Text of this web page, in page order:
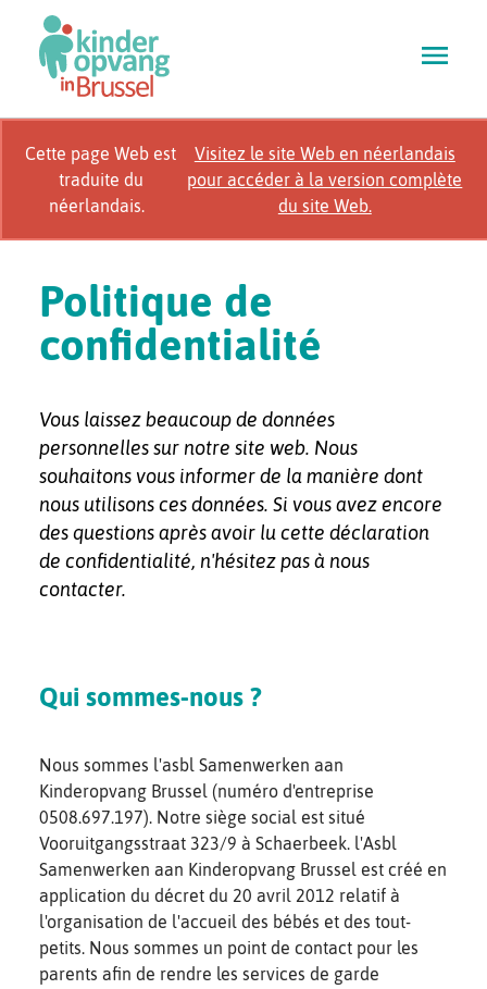
Cette page Web est
traduite du
néerlandais.
Visitez le site Web en néerlandais
pour accéder à la version complète
du site Web.
Politique de
confidentialité
Vous laissez beaucoup de données
personnelles sur notre site web. Nous
souhaitons vous informer de la manière dont
nous utilisons ces données. Si vous avez encore
des questions après avoir lu cette déclaration
de confidentialité, n'hésitez pas à nous
contacter.
Qui sommes-nous ?
Nous sommes l'asbl Samenwerken aan
Kinderopvang Brussel (numéro d'entreprise
0508.697.197). Notre siège social est situé
Vooruitgangsstraat 323/9 à Schaerbeek. l'Asbl
Samenwerken aan Kinderopvang Brussel est créé en
application du décret du 20 avril 2012 relatif à
l'organisation de l'accueil des bébés et des tout-
petits. Nous sommes un point de contact pour les
parents afin de rendre les services de garde